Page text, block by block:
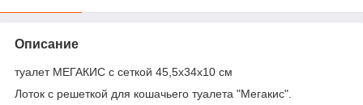
Описание
туалет МЕГАКИС с сеткой 45,5х34х10 см
Лоток с решеткой для кошачьего туалета "Мегакис".